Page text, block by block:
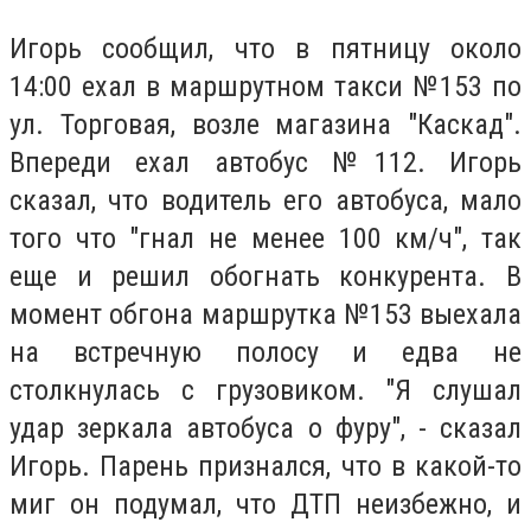
Игорь сообщил, что в пятницу около
14:00 ехал в маршрутном такси №153 по
ул. Торговая, возле магазина "Каскад".
Впереди ехал автобус №112. Игорь
сказал, что водитель его автобуса, мало
того что "гнал не менее 100 км/ч", так
еще и решил обогнать конкурента. В
момент обгона маршрутка №153 выехала
на встречную полосу и едва не
столкнулась с грузовиком. "Я слушал
удар зеркала автобуса о фуру", - сказал
Игорь. Парень признался, что в какой-то
миг он подумал, что ДТП неизбежно, и